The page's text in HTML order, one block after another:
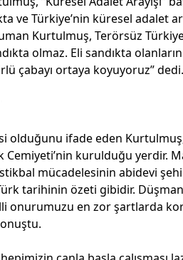
ve Türkiye’nin küresel adalet
Kurtulmuş, Terörsüz
olmaz. Eli sandıkta
çabayı ortaya koyuyoruz” dedi.
olduğunu ifade eden Kurtulmuş,
Cemiyeti’nin kurulduğu yerdir.
mücadelesinin abidevi
tarihinin özeti gibidir.
onurumuzu en zor şartlarda